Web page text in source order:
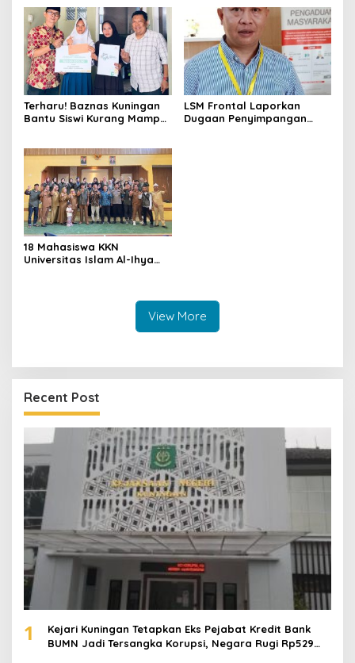
ASI, Cegah Stunting hingga
Perawatan Lansia
Terharu! Baznas Kuningan
Bantu Siswi Kurang Mampu
Pernah Padam
LSM Frontal Laporkan
Dugaan Penyimpangan
18 Mahasiswa KKN
Universitas Islam Al-Ihya
View More
Recent Post
1
Kejari Kuningan Tetapkan Eks Pejabat Kredit Bank
BUMN Jadi Tersangka Korupsi, Negara Rugi Rp529